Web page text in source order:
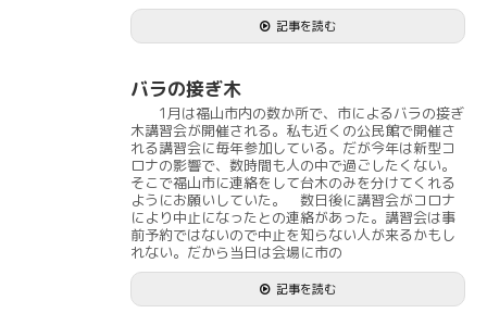
記事を読む
バラの接ぎ木
1月は福山市内の数か所で、市によるバラの接ぎ
木講習会が開催される。私も近くの公民館で開催さ
れる講習会に毎年参加している。だが今年は新型コ
ロナの影響で、数時間も人の中で過ごしたくない。
そこで福山市に連絡をして台木のみを分けてくれる
ようにお願いしていた。 数日後に講習会がコロナ
により中止になったとの連絡があった。講習会は事
前予約ではないので中止を知らない人が来るかもし
れない。だから当日は会場に市の
記事を読む